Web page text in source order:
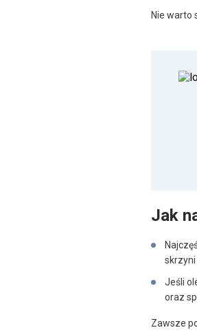
Nie warto
Jak
skrzyni
Jeśli
oraz
Zawsze